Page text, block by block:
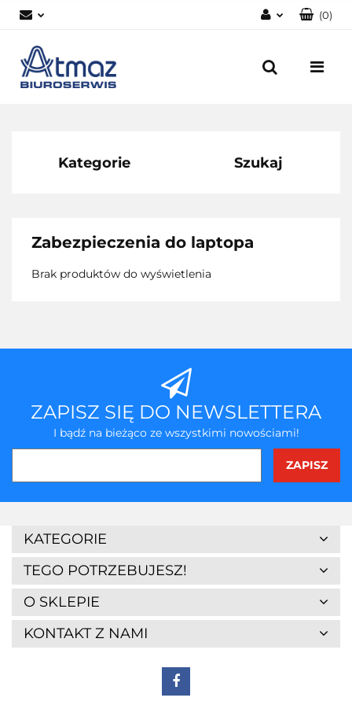
Zarejestruj się
(0)
Kategorie Szukaj
Zabezpieczenia do laptopa
Brak produktów do wyświetlenia
ZAPISZ SIĘ DO NEWSLETTERA
I bądź na bieżąco ze wszystkimi nowościami!
KATEGORIE
TEGO POTRZEBUJESZ!
O SKLEPIE
KONTAKT Z NAMI